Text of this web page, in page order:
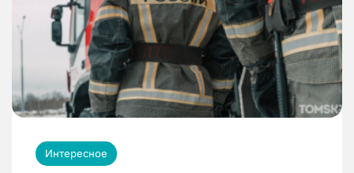
Интересное